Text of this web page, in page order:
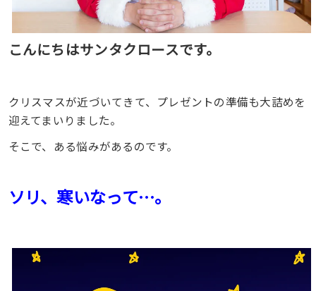
こんにちはサンタクロースです。
クリスマスが近づいてきて、プレゼントの準備も大詰めを
迎えてまいりました。
そこで、ある悩みがあるのです。
ソリ、寒いなって…。